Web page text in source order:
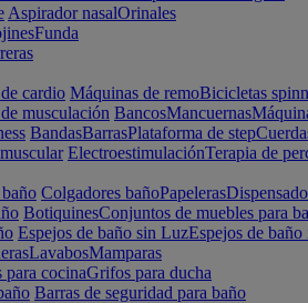
Aspirador nasalOrinales
Funda
cardio Máquinas de remoBicicletas
musculación BancosMancuernas
BandasBarrasPlataforma de step
ElectroestimulaciónTerapia de
Colgadores bañoPapeleras
BotiquinesConjuntos de muebles para
Espejos de baño sin LuzEspejos de
LavabosMamparas
para cocinaGrifos para ducha
Barras de seguridad para baño